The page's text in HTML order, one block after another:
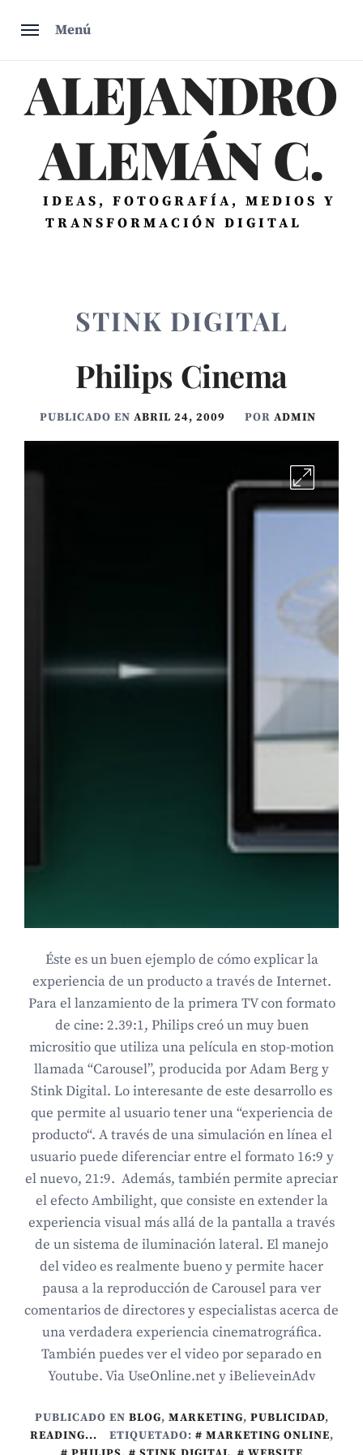
Menú
ALEJANDRO
ALEMÁN C.
IDEAS, FOTOGRAFÍA, MEDIOS Y
TRANSFORMACIÓN DIGITAL
STINK DIGITAL
Philips Cinema
PUBLICADO EN ABRIL 24, 2009 POR ADMIN
Éste es un buen ejemplo de cómo explicar la
experiencia de un producto a través de Internet.
Para el lanzamiento de la primera TV con formato
de cine: 2.39:1, Philips creó un muy buen
micrositio que utiliza una película en stop-motion
llamada “Carousel”, producida por Adam Berg y
Stink Digital. Lo interesante de este desarrollo es
que permite al usuario tener una “experiencia de
producto“. A través de una simulación en línea el
usuario puede diferenciar entre el formato 16:9 y
el nuevo, 21:9. Además, también permite apreciar
el efecto Ambilight, que consiste en extender la
experiencia visual más allá de la pantalla a través
de un sistema de iluminación lateral. El manejo
del video es realmente bueno y permite hacer
pausa a la reproducción de Carousel para ver
comentarios de directores y especialistas acerca de
una verdadera experiencia cinematrográfica.
También puedes ver el video por separado en
Youtube. Via UseOnline.net y iBelieveinAdv
PUBLICADO EN BLOG, MARKETING, PUBLICIDAD,
READING...
ETIQUETADO: MARKETING ONLINE,